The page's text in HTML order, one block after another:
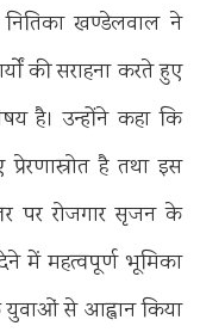
नितिका खण्डेलवाल ने
की सराहना करते हुए
है। उन्होंने कहा कि
है तथा इस
पर रोजगार सृजन के
में महत्वपूर्ण भूमिका
से आह्वान किया